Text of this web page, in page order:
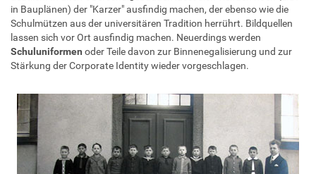
in Bauplänen) der "Karzer" ausfindig machen, der ebenso wie die
Schulmützen aus der universitären Tradition herrührt. Bildquellen
lassen sich vor Ort ausfindig machen. Neuerdings werden
Schuluniformen oder Teile davon zur Binnenegalisierung und zur
Stärkung der Corporate Identity wieder vorgeschlagen.